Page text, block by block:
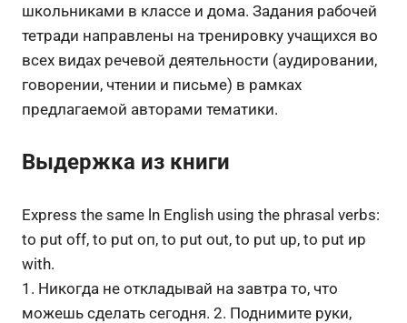
школьниками в классе и дома. Задания рабочей
тетради направлены на тренировку учащихся во
всех видах речевой деятельности (аудировании,
говорении, чтении и письме) в рамках
предлагаемой авторами тематики.
Выдержка из книги
Express the same ln English using the phrasal verbs:
to put off, to put оп, to put out, to put up, to put ир
with.
1. Никогда не откладывай на завтра то, что
можешь сделать сегодня. 2. Поднимите руки,